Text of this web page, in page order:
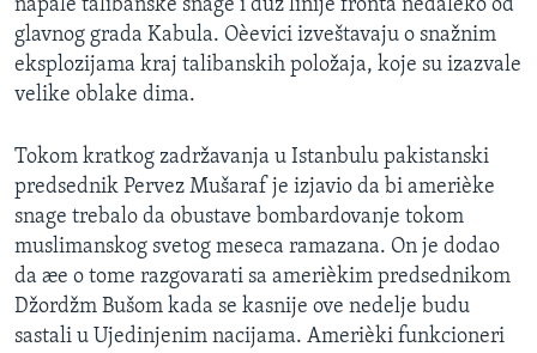
napale talibanske snage i duž linije fronta nedaleko od
glavnog grada Kabula. Oèevici izveštavaju o snažnim
eksplozijama kraj talibanskih položaja, koje su izazvale
velike oblake dima.
Tokom kratkog zadržavanja u Istanbulu pakistanski
predsednik Pervez Mušaraf je izjavio da bi amerièke
snage trebalo da obustave bombardovanje tokom
muslimanskog svetog meseca ramazana. On je dodao
da æe o tome razgovarati sa amerièkim predsednikom
Džordžm Bušom kada se kasnije ove nedelje budu
sastali u Ujedinjenim nacijama. Amerièki funkcioneri